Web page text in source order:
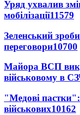
Уряд ухвалив
мобілізації11579
Зеленський
переговори10700
Майора ВСП
військовому в
"Медові
військових10162